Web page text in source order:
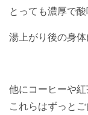
とっても濃厚で
湯上がり後の身体
他にコーヒーや紅
これらはずっとご